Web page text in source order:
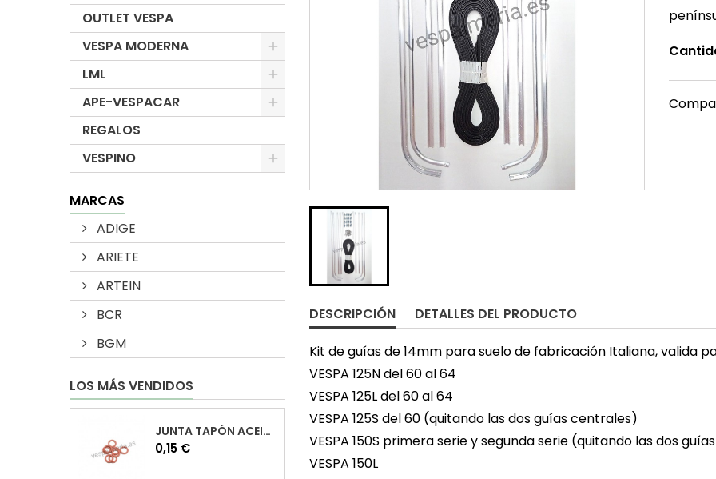
OUTLET VESPA
VESPA MODERNA
LML
APE-VESPACAR
REGALOS
VESPINO
MARCAS
ADIGE
ARIETE
ARTEIN
BCR
BGM
LOS MÁS VENDIDOS
JUNTA TAPÓN ACEITE VESPA
Precio
0,15 €
DESCRIPCIÓN DETALLES DEL PRODUCTO
Kit de guías de 14mm para suelo de fabricación Italiana, valida
VESPA 125N del 60 al 64
VESPA 125L del 60 al 64
VESPA 125S del 60 (quitando las dos guías centrales)
VESPA 150S primera serie y segunda serie (quitando las dos
VESPA 150L